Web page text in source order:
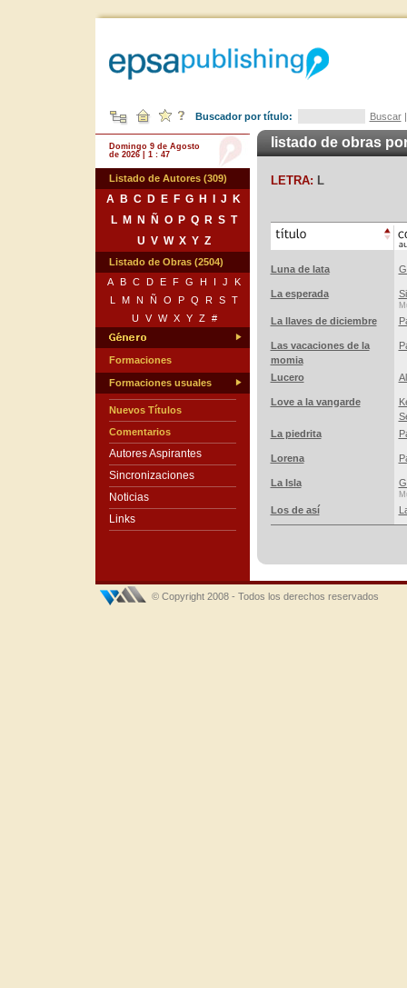
Buscador por título: Buscar
Domingo 9 de Agosto
de 2026 | 1 : 47
Listado de Autores (309)
A B C D E F G H J
K
L
M N Ñ O P Q R S T
U V W X Y Z
Listado de Obras (2504)
A
B C D E F G H I J
K
L
M N Ñ O P Q R S T
U
V W X Y Z #
Formaciones
Formaciones usuales
Nuevos Títulos
Comentarios
Autores Aspirantes
Sincronizaciones
Noticias
Links
listado de obras
LETRA: L
Luna de lata
La esperada
La llaves de diciembre
Las vacaciones de la
momia
Lucero
Love a la vangarde
La piedrita
Lorena
La Isla
Los de así
© Copyright 2008 - Todos los derechos reservados